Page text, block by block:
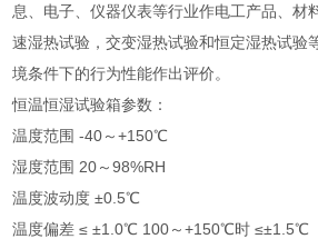
息、电子、仪器仪表等行业作电工产品、材
速湿热试验，交变湿热试验和恒定湿热试验
境条件下的行为性能作出评价。
恒温恒湿试验箱参数：
温度范围 -40～+150℃
湿度范围 20～98%RH
温度波动度 ±0.5℃
温度偏差 ≤ ±1.0℃ 100～+150℃时 ≤±1.5℃